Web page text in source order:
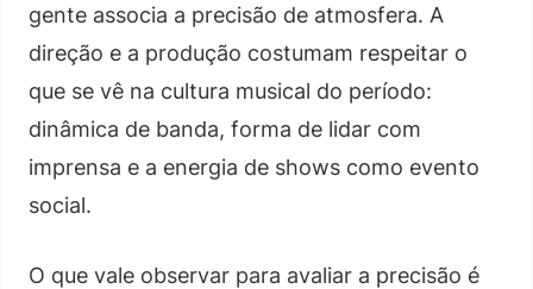
gente associa a precisão de atmosfera. A
direção e a produção costumam respeitar o
que se vê na cultura musical do período:
dinâmica de banda, forma de lidar com
imprensa e a energia de shows como evento
social.
O que vale observar para avaliar a precisão é